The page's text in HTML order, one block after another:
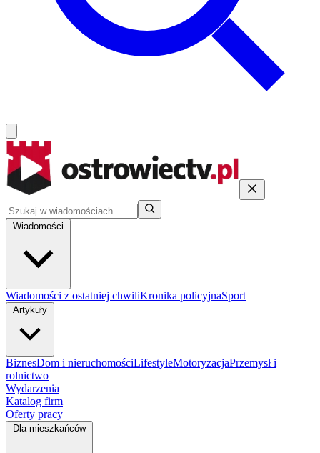
Wiadomości
Wiadomości z ostatniej chwiliKronika policyjnaSport
Artykuły
BiznesDom i nieruchomościLifestyleMotoryzacjaPrzemysł i
rolnictwo
Wydarzenia
Katalog firm
Oferty pracy
Dla mieszkańców